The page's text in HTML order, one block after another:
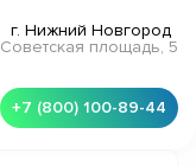
г. Нижний Новгород
Советская площадь, 5
+7 (800) 100-89-44